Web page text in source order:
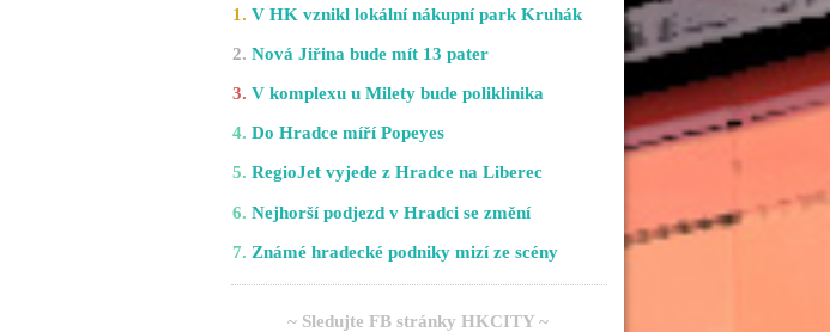
1. V HK vznikl lokální nákupní park Kruhák
2. Nová Jiřina bude mít 13 pater
3. V komplexu u Milety bude poliklinika
4. Do Hradce míří Popeyes
5. RegioJet vyjede z Hradce na Liberec
6. Nejhorší podjezd v Hradci se změní
7. Známé hradecké podniky mizí ze scény
~ Sledujte FB stránky HKCITY ~